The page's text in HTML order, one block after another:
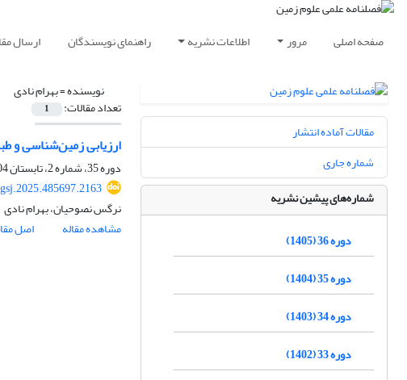
صفحه اصلی مرور اطلاعات نشریه راهنمای نویسندگان ارسال
نویسنده =بهرام نادی
تعداد مقالات: 1
ارزیابی زمین‌شناسی
دوره 35، شماره 2، تابستان 1404، صفحه
نرگس نصوحیان، بهرام نادی
مشاهده مقاله
اصل
مقالات آماده انتشار
شماره جاری
شماره‌های پیشین نشریه
دوره 36 (1405)
دوره 35 (1404)
دوره 34 (1403)
دوره 33 (1402)